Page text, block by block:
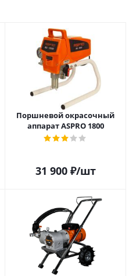
Поршневой окрасочный
аппарат ASPRO 1800
31 900₽/шт